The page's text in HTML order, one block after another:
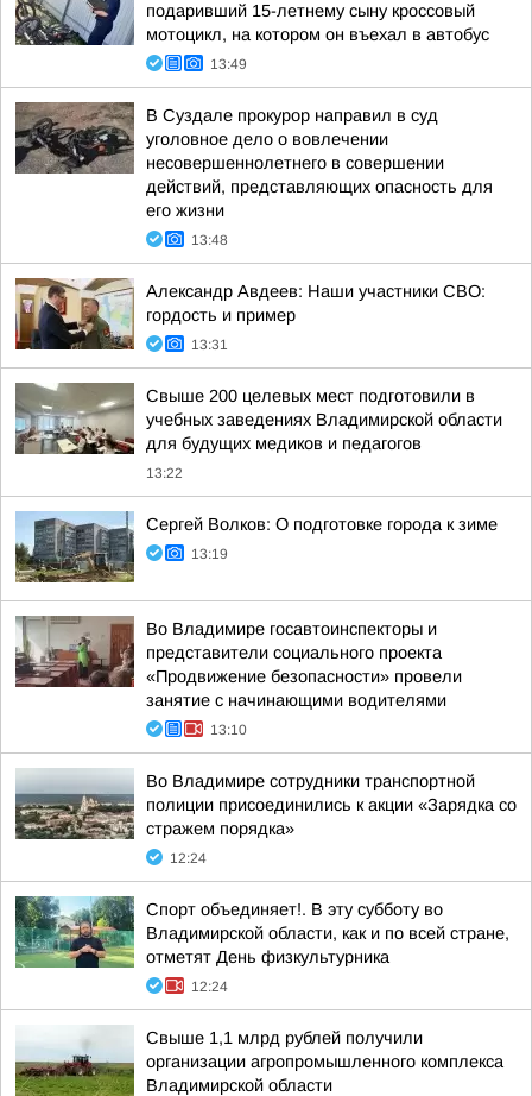
подаривший 15-летнему сыну кроссовый
мотоцикл, на котором он въехал в автобус
13:49
В Суздале прокурор направил в суд
уголовное дело о вовлечении
несовершеннолетнего в совершении
действий, представляющих опасность для
его жизни
13:48
Александр Авдеев: Наши участники СВО:
гордость и пример
13:31
Свыше 200 целевых мест подготовили в
учебных заведениях Владимирской области
для будущих медиков и педагогов
13:22
Сергей Волков: О подготовке города к зиме
13:19
Во Владимире госавтоинспекторы и
представители социального проекта
«Продвижение безопасности» провели
занятие с начинающими водителями
13:10
Во Владимире сотрудники транспортной
полиции присоединились к акции «Зарядка со
стражем порядка»
12:24
Спорт объединяет!. В эту субботу во
Владимирской области, как и по всей стране,
отметят День физкультурника
12:24
Свыше 1,1 млрд рублей получили
организации агропромышленного комплекса
Владимирской области